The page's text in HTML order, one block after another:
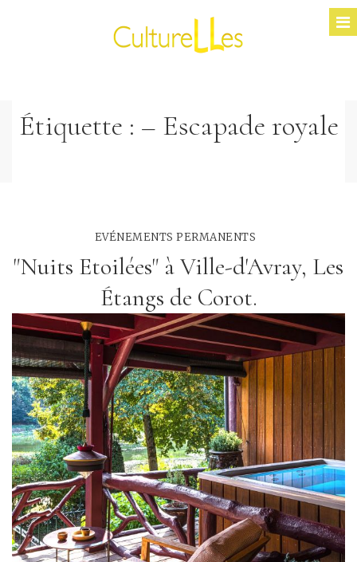
Étiquette : – Escapade royale
EVÉNEMENTS PERMANENTS
"Nuits Etoilées" à Ville-d'Avray, Les
Étangs de Corot.